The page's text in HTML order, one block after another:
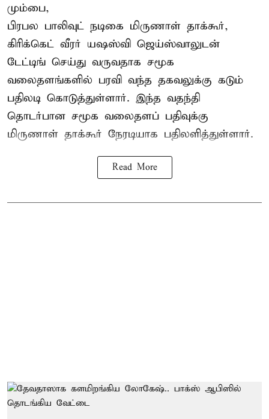
மும்பை,
பிரபல பாலிவுட் நடிகை மிருணாள் தாக்கூர்,
கிரிக்கெட் வீரர் யஷஸ்வி ஜெய்ஸ்வாலுடன்
டேட்டிங் செய்து வருவதாக சமூக
வலைதளங்களில் பரவி வந்த தகவலுக்கு கடும்
பதிலடி கொடுத்துள்ளார். இந்த வதந்தி
தொடர்பான சமூக வலைதளப் பதிவுக்கு
மிருணாள் தாக்கூர் நேரடியாக பதிலளித்துள்ளார்.
Read More